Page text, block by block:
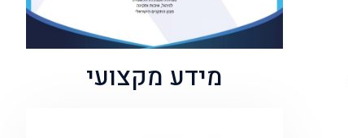
מידע מקצועי